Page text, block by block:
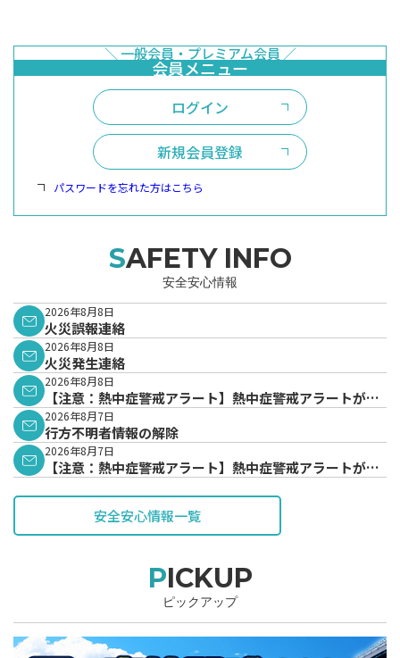
ログイン
新規会員登録
パスワードを忘れた方はこちら
SAFETY INFO
安全安心情報
2026年8月8日
火災誤報連絡
2026年8月8日
火災発生連絡
2026年8月8日
【注意：熱中症警戒アラート】熱中症警戒アラートが発
表されています。
2026年8月7日
行方不明者情報の解除
2026年8月7日
【注意：熱中症警戒アラート】熱中症警戒アラートが発
安全安心情報一覧
PICKUP
ピックアップ